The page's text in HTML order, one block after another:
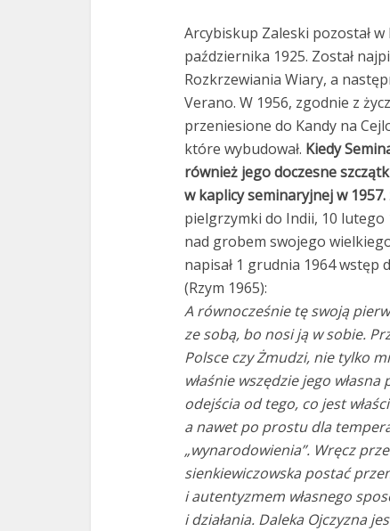
Arcybiskup Zaleski pozostał
października 1925. Został
Rozkrzewiania Wiary, a
Verano. W 1956, zgodnie z
przeniesione do Kandy na
które wybudował. Kiedy
również jego doczesne
w kaplicy seminaryjnej w 1957.
pielgrzymki do Indii, 10 lutego
nad grobem swojego
napisał 1 grudnia 1964 wstęp
(Rzym 1965):
A równocześnie tę swoją
ze sobą, bo nosi ją w sobie.
Polsce czy Żmudzi, nie tylko
właśnie wszędzie jego
odejścia od tego, co jest
a nawet po prostu dla
„wynarodowienia”. Wręcz
sienkiewiczowska postać
i autentyzmem własnego
i działania. Daleka Ojczyzna